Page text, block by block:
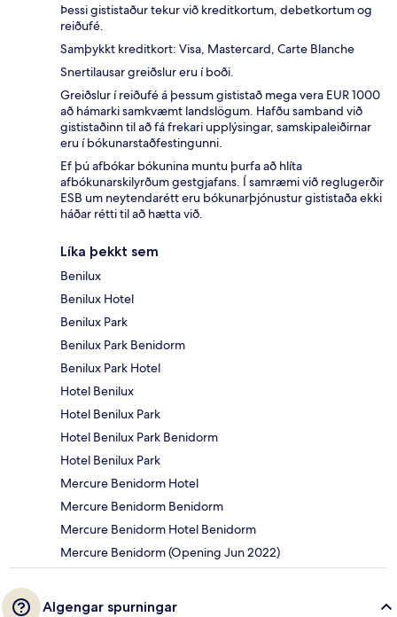
Þessi gististaður tekur við kreditkortum, debetkortum og
reiðufé.
Samþykkt kreditkort: Visa, Mastercard, Carte Blanche
Snertilausar greiðslur eru í boði.
Greiðslur í reiðufé á þessum gististað mega vera EUR 1000
að hámarki samkvæmt landslögum. Hafðu samband við
gististaðinn til að fá frekari upplýsingar, samskipaleiðirnar
eru í bókunarstaðfestingunni.
Ef þú afbókar bókunina muntu þurfa að hlíta
afbókunarskilyrðum gestgjafans. Í samræmi við reglugerðir
ESB um neytendarétt eru bókunarþjónustur gististaða ekki
háðar rétti til að hætta við.
Líka þekkt sem
Benilux
Benilux Hotel
Benilux Park
Benilux Park Benidorm
Benilux Park Hotel
Hotel Benilux
Hotel Benilux Park
Hotel Benilux Park Benidorm
Hotel Benilux Park
Mercure Benidorm Hotel
Mercure Benidorm Benidorm
Mercure Benidorm Hotel Benidorm
Mercure Benidorm (Opening Jun 2022)
Algengar spurningar